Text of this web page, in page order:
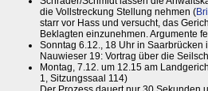
die Vollstreckung Stellung nehmen (
starr vor Hass und versucht, das
Beklagten einzunehmen. Argumente
Sonntag 6.12., 18 Uhr in Saarbrücken
Nauwieser 19: Vortrag über die
Montag, 7.12. um 12.15 am
1, Sitzungssaal 114)